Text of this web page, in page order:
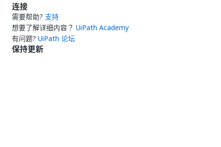
连接
需要帮助? 支持
想要了解详细内容？ UiPath Academy
有问题? UiPath 论坛
保持更新